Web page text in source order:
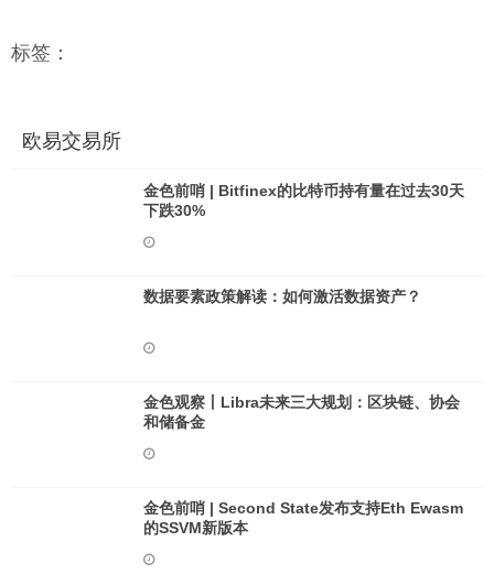
标签：
欧易交易所
金色前哨 | Bitfinex的比特币持有量在过去30天
下跌30%
数据要素政策解读：如何激活数据资产？
金色观察丨Libra未来三大规划：区块链、协会
和储备金
金色前哨 | Second State发布支持Eth Ewasm
的SSVM新版本